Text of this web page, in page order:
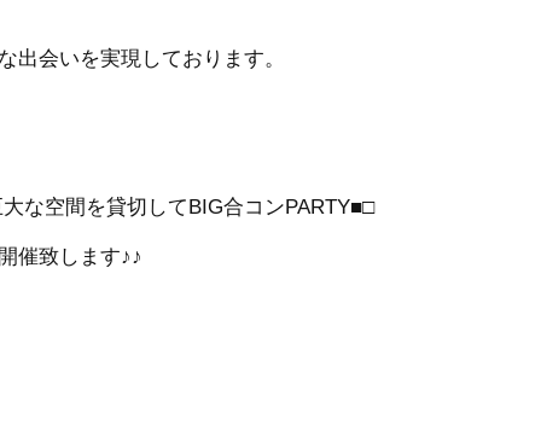
出会いを実現しております。
な空間を貸切してBIG合コンPARTY■□
催致します♪♪